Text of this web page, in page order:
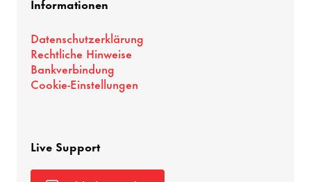
Datenschutzerklärung
Rechtliche Hinweise
Bankverbindung
Cookie-Einstellungen
Live Support